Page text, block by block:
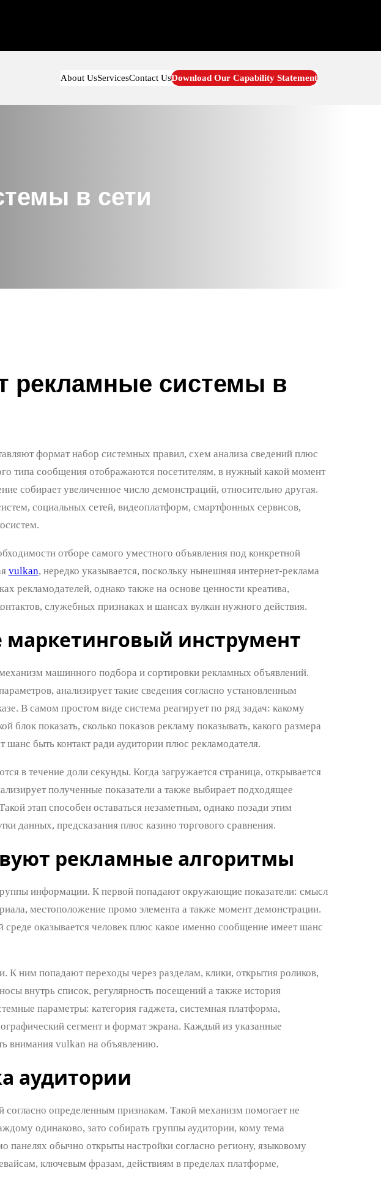
About UsServicesContact UsDownload Our Capability Statement
в сети
рекламные системы в
формат набор системных правил, схем анализа сведений плюс
типа сообщения отображаются посетителям, в нужный какой момент
собирает увеличенное число демонстраций, относительно другая.
социальных сетей, видеоплатформ, смартфонных сервисов,
отборе самого уместного объявления под конкретной
vulkan, нередко указывается, поскольку нынешняя интернет-реклама
рекламодателей, однако также на основе ценности креатива,
служебных признаках и шансах вулкан нужного действия.
инструмент
машинного подбора и сортировки рекламных объявлений.
анализирует такие сведения согласно установленным
В самом простом виде система реагирует по ряд задач: какому
блок показать, сколько показов рекламу показывать, какого размера
шанс быть контакт ради аудитории плюс рекламодателя.
в течение доли секунды. Когда загружается страница, открывается
полученные показатели а также выбирает подходящее
этап способен оставаться незаметным, однако позади этим
данных, предсказания плюс казино торгового сравнения.
рекламные алгоритмы
информации. К первой попадают окружающие показатели: смысл
местоположение промо элемента а также момент демонстрации.
оказывается человек плюс какое именно сообщение имеет шанс
К ним попадают переходы через разделам, клики, открытия роликов,
внутрь список, регулярность посещений а также история
параметры: категория гаджета, системная платформа,
сегмент и формат экрана. Каждый из указанные
внимания vulkan на объявлению.
аудитории
согласно определенным признакам. Такой механизм помогает не
одинаково, зато собирать группы аудитории, кому тема
панелях обычно открыты настройки согласно региону, языковому
ключевым фразам, действиям в пределах платформе,